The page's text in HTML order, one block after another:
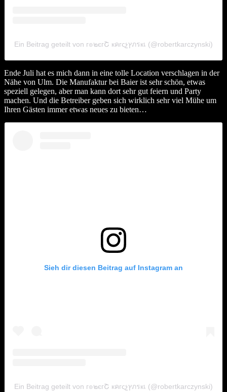
Ein Beitrag geteilt von г๏๒єгՇ кคгςչץภรкเ (@robertkarczynski)
Ende Juli hat es mich dann in eine tolle Location verschlagen in der
Nähe von Ulm. Die Manufaktur bei Baier ist sehr schön, etwas
speziell gelegen, aber man kann dort sehr gut feiern und Party
machen. Und die Betreiber geben sich wirklich sehr viel Mühe um
Ihren Gästen immer etwas neues zu bieten…
Sieh dir diesen Beitrag auf Instagram an
Ein Beitrag geteilt von г๏๒єгՇ кคгςչץภรкเ (@robertkarczynski)